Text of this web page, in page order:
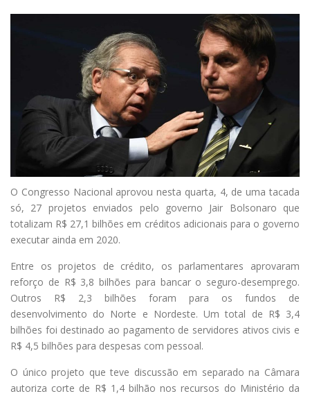
O Congresso Nacional aprovou nesta quarta, 4, de uma tacada
só, 27 projetos enviados pelo governo Jair Bolsonaro que
totalizam R$ 27,1 bilhões em créditos adicionais para o governo
executar ainda em 2020.
Entre os projetos de crédito, os parlamentares aprovaram
reforço de R$ 3,8 bilhões para bancar o seguro-desemprego.
Outros R$ 2,3 bilhões foram para os fundos de
desenvolvimento do Norte e Nordeste. Um total de R$ 3,4
bilhões foi destinado ao pagamento de servidores ativos civis e
R$ 4,5 bilhões para despesas com pessoal.
O único projeto que teve discussão em separado na Câmara
autoriza corte de R$ 1,4 bilhão nos recursos do Ministério da